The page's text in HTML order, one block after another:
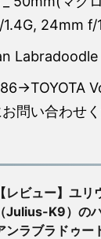
24mm f/
問い合わせ
【レビュー】ユ
（Julius-K9）の
ンラブラドゥー